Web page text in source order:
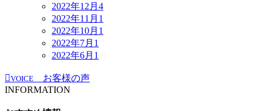
2022年12月 4
2022年11月 1
2022年10月 1
2022年7月 1
2022年6月 1
VOICE
お客様の声
INFORMATION